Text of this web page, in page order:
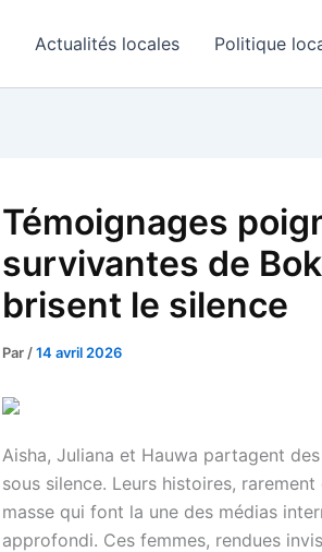
Actualités locales Politique
Témoignages
survivantes de
brisent le silence
Par /14 avril 2026
Aisha, Juliana et Hauwa partagent
sous silence. Leurs histoires,
masse qui font la une des médias
approfondi. Ces femmes, rendues